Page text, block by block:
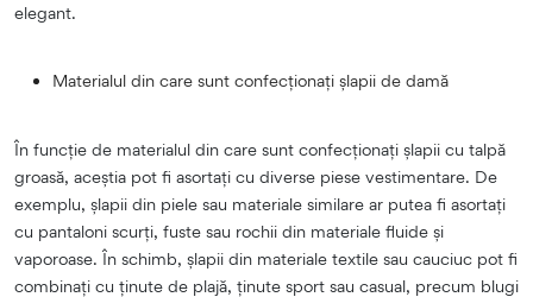
elegant.
Materialul din care sunt confecționați șlapii de damă
În funcție de materialul din care sunt confecționați șlapii cu talpă
groasă, aceștia pot fi asortați cu diverse piese vestimentare. De
exemplu, șlapii din piele sau materiale similare ar putea fi asortați
cu pantaloni scurți, fuste sau rochii din materiale fluide și
vaporoase. În schimb, șlapii din materiale textile sau cauciuc pot fi
combinați cu ținute de plajă, ținute sport sau casual, precum blugi